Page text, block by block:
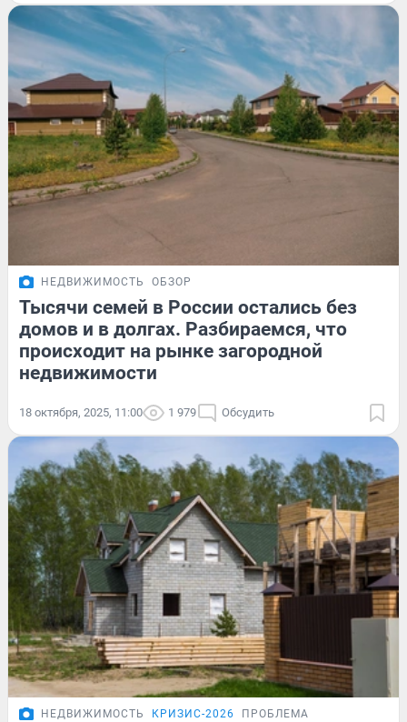
НЕДВИЖИМОСТЬ ОБЗОР
Тысячи семей в России остались без
домов и в долгах. Разбираемся, что
происходит на рынке загородной
недвижимости
18 октября, 2025, 11:00 1 979 Обсудить
НЕДВИЖИМОСТЬ КРИЗИС-2026 ПРОБЛЕМА